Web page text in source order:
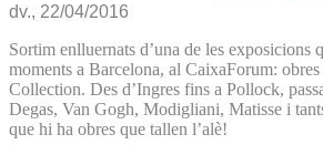
dv., 22/04/2016
Sortim enlluernats d’una de les exposicions
moments a Barcelona, al CaixaForum:
Collection. Des d’Ingres fins a Pollock,
Degas, Van Gogh, Modigliani, Matisse i
que hi ha obres que tallen l’alè!